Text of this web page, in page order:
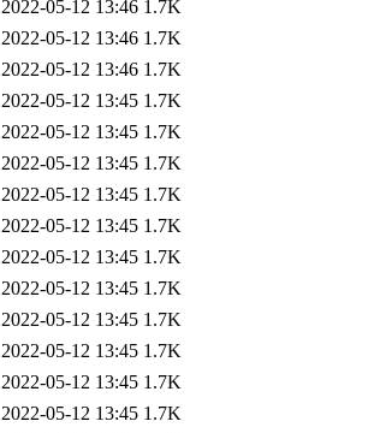
2022-05-12 13:46 1.7K
2022-05-12 13:46 1.7K
2022-05-12 13:46 1.7K
2022-05-12 13:45 1.7K
2022-05-12 13:45 1.7K
2022-05-12 13:45 1.7K
2022-05-12 13:45 1.7K
2022-05-12 13:45 1.7K
2022-05-12 13:45 1.7K
2022-05-12 13:45 1.7K
2022-05-12 13:45 1.7K
2022-05-12 13:45 1.7K
2022-05-12 13:45 1.7K
2022-05-12 13:45 1.7K